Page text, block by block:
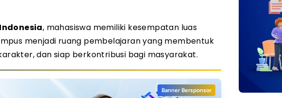
, mahasiswa memiliki kesempatan luas
menjadi ruang pembelajaran yang membentuk
dan siap berkontribusi bagi masyarakat.
Banner Bersponsor